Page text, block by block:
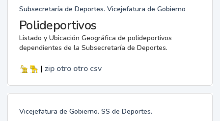
Subsecretaría de Deportes. Vicejefatura de Gobierno
Polideportivos
Listado y Ubicación Geográfica de polideportivos
dependientes de la Subsecretaría de Deportes.
| zip otro otro csv
Vicejefatura de Gobierno. SS de Deportes.